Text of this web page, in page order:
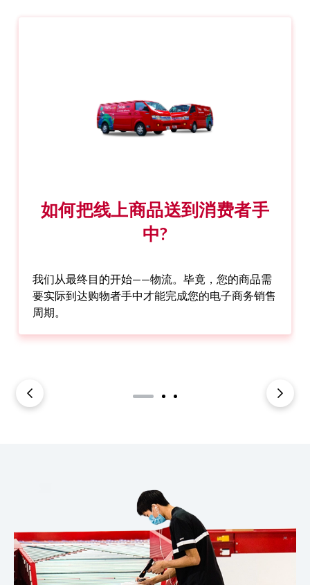
如何把线上商品送到消费者手
中?
我们从最终目的开始——物流。毕竟，您的商品需
要实际到达购物者手中才能完成您的电子商务销售
周期。